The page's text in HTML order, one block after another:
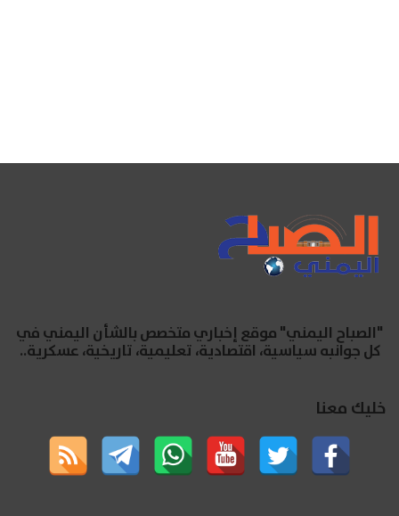
"الصباح اليمني" موقع إخباري متخصص بالشأن اليمني في
كل جوانبه سياسية، اقتصادية، تعليمية، تاريخية، عسكرية..
خليك معنا